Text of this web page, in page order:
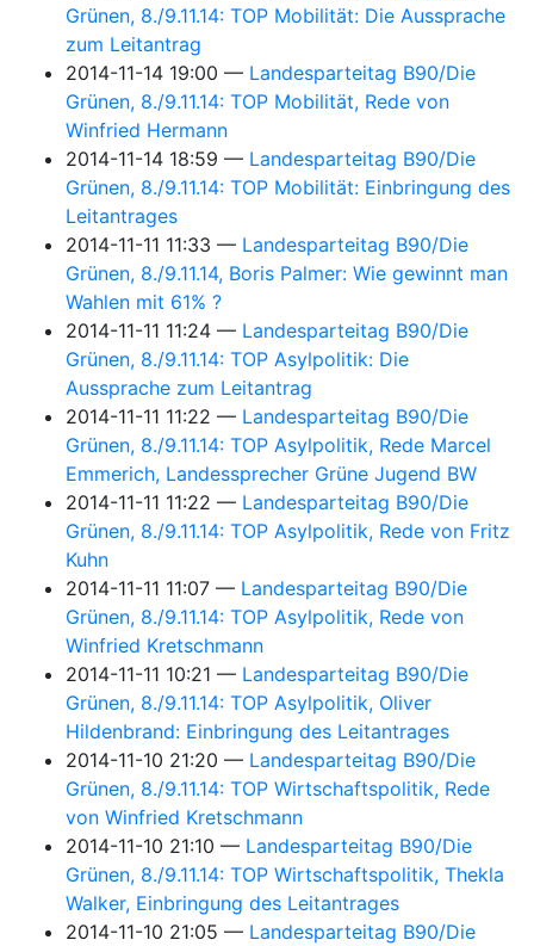
Grünen, 8./9.11.14: TOP Mobilität: Die Aussprache
zum Leitantrag
2014-11-14 19:00
Landesparteitag B90/Die
Grünen, 8./9.11.14: TOP Mobilität, Rede von
Winfried Hermann
2014-11-14 18:59
Landesparteitag B90/Die
Grünen, 8./9.11.14: TOP Mobilität: Einbringung des
Leitantrages
2014-11-11 11:33
Landesparteitag B90/Die
Grünen, 8./9.11.14, Boris Palmer: Wie gewinnt man
Wahlen mit 61% ?
2014-11-11 11:24
Landesparteitag B90/Die
Grünen, 8./9.11.14: TOP Asylpolitik: Die
Aussprache zum Leitantrag
2014-11-11 11:22
Landesparteitag B90/Die
Grünen, 8./9.11.14: TOP Asylpolitik, Rede Marcel
Emmerich, Landessprecher Grüne Jugend BW
2014-11-11 11:22
Landesparteitag B90/Die
Grünen, 8./9.11.14: TOP Asylpolitik, Rede von Fritz
Kuhn
2014-11-11 11:07
Landesparteitag B90/Die
Grünen, 8./9.11.14: TOP Asylpolitik, Rede von
Winfried Kretschmann
2014-11-11 10:21
Landesparteitag B90/Die
Grünen, 8./9.11.14: TOP Asylpolitik, Oliver
Hildenbrand: Einbringung des Leitantrages
2014-11-10 21:20
Landesparteitag B90/Die
Grünen, 8./9.11.14: TOP Wirtschaftspolitik, Rede
von Winfried Kretschmann
2014-11-10 21:10
Landesparteitag B90/Die
Grünen, 8./9.11.14: TOP Wirtschaftspolitik, Thekla
Walker, Einbringung des Leitantrages
2014-11-10 21:05
Landesparteitag B90/Die